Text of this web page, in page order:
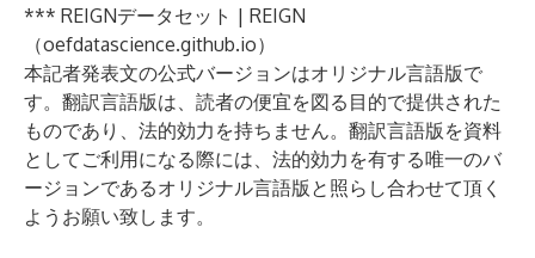
*** REIGNデータセット | REIGN
（oefdatascience.github.io）
本記者発表文の公式バージョンはオリジナル言語版で
す。翻訳言語版は、読者の便宜を図る目的で提供された
ものであり、法的効力を持ちません。翻訳言語版を資料
としてご利用になる際には、法的効力を有する唯一のバ
ージョンであるオリジナル言語版と照らし合わせて頂く
ようお願い致します。